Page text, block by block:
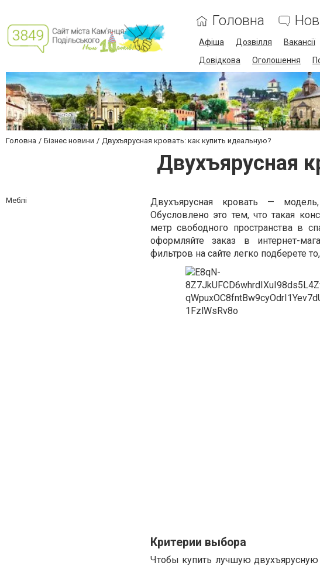
Головна
Афіша Дозвілля Вакансії
Довідкова
Оголошення
Головна Бізнес новини Двухъярусная кровать: как купить идеальную?
Двухъярусная
Меблі
Двухъярусная кровать —
Обусловлено это тем, что такая
метр свободного пространства в
оформляйте заказ в интернет-
фильтров на сайте легко подберете
Критерии выбора
Чтобы купить лучшую двухъярусную